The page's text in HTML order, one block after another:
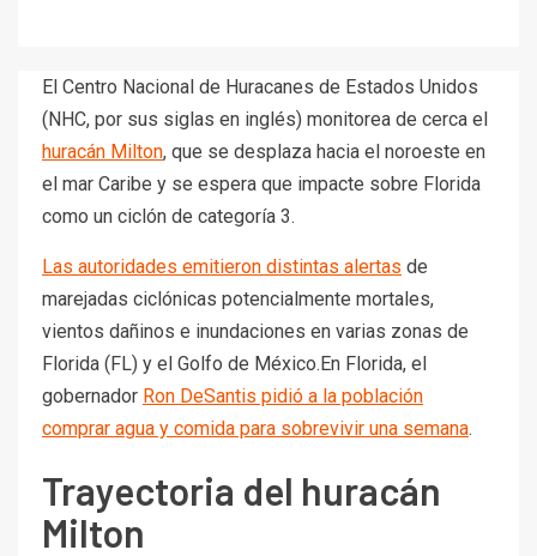
El Centro Nacional de Huracanes de Estados Unidos
(NHC, por sus siglas en inglés) monitorea de cerca el
huracán Milton, que se desplaza hacia el noroeste en
el mar Caribe y se espera que impacte sobre Florida
como un ciclón de categoría 3.
Las autoridades emitieron distintas alertas de
marejadas ciclónicas potencialmente mortales,
vientos dañinos e inundaciones en varias zonas de
Florida (FL) y el Golfo de México.En Florida, el
gobernador Ron DeSantis pidió a la población
comprar agua y comida para sobrevivir una semana.
Trayectoria del huracán
Milton